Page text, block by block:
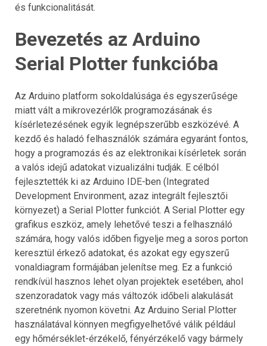
és funkcionalitását.
Bevezetés az Arduino
Serial Plotter funkcióba
Az Arduino platform sokoldalúsága és egyszerűsége
miatt vált a mikrovezérlők programozásának és
kísérletezésének egyik legnépszerűbb eszközévé. A
kezdő és haladó felhasználók számára egyaránt fontos,
hogy a programozás és az elektronikai kísérletek során
a valós idejű adatokat vizualizálni tudják. E célból
fejlesztették ki az Arduino IDE-ben (Integrated
Development Environment, azaz integrált fejlesztői
környezet) a Serial Plotter funkciót. A Serial Plotter egy
grafikus eszköz, amely lehetővé teszi a felhasználó
számára, hogy valós időben figyelje meg a soros porton
keresztül érkező adatokat, és azokat egy egyszerű
vonaldiagram formájában jelenítse meg. Ez a funkció
rendkívül hasznos lehet olyan projektek esetében, ahol
szenzoradatok vagy más változók időbeli alakulását
szeretnénk nyomon követni. Az Arduino Serial Plotter
használatával könnyen megfigyelhetővé válik például
egy hőmérséklet-érzékelő, fényérzékelő vagy bármely